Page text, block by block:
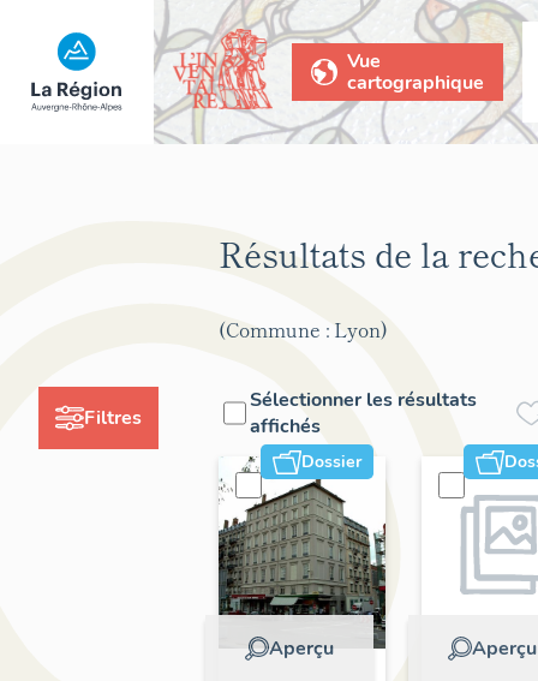
Vue
cartographique
Filtres
Résultats de la
(Commune : Lyon)
Sélectionner les résultats
affichés
Dossier
Aperçu Aperçu